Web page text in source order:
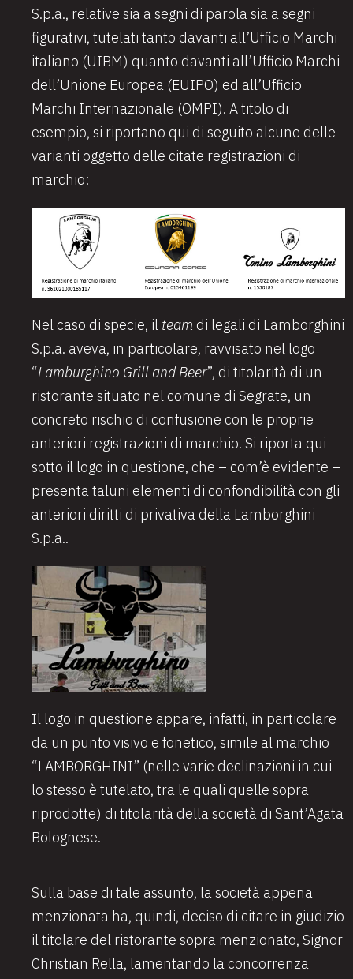
S.p.a., relative sia a segni di parola sia a segni
figurativi, tutelati tanto davanti all’Ufficio Marchi
italiano (UIBM) quanto davanti all’Ufficio Marchi
dell’Unione Europea (EUIPO) ed all’Ufficio
Marchi Internazionale (OMPI). A titolo di
esempio, si riportano qui di seguito alcune delle
varianti oggetto delle citate registrazioni di
marchio:
Nel caso di specie, il team di legali di Lamborghini
S.p.a. aveva, in particolare, ravvisato nel logo
“Lamburghino Grill and Beer”, di titolarità di un
ristorante situato nel comune di Segrate, un
concreto rischio di confusione con le proprie
anteriori registrazioni di marchio. Si riporta qui
sotto il logo in questione, che – com’è evidente –
presenta taluni elementi di confondibilità con gli
anteriori diritti di privativa della Lamborghini
S.p.a..
Il logo in questione appare, infatti, in particolare
da un punto visivo e fonetico, simile al marchio
“LAMBORGHINI” (nelle varie declinazioni in cui
lo stesso è tutelato, tra le quali quelle sopra
riprodotte) di titolarità della società di Sant’Agata
Bolognese.
Sulla base di tale assunto, la società appena
menzionata ha, quindi, deciso di citare in giudizio
il titolare del ristorante sopra menzionato, Signor
Christian Rella, lamentando la concorrenza